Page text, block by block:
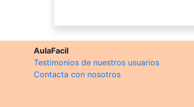
AulaFacil
Testimonios de nuestros usuarios
Contacta con nosotros